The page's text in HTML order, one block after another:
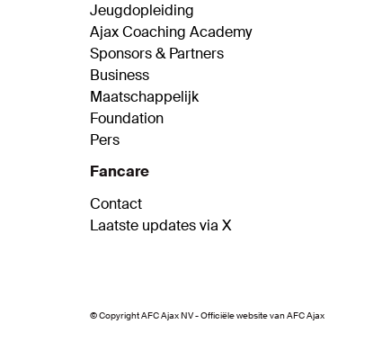
Jeugdopleiding
Ajax Coaching Academy
Sponsors & Partners
Business
Maatschappelijk
Foundation
Pers
Fancare
Contact
Laatste updates via X
© Copyright AFC Ajax NV - Officiële website van AFC Ajax